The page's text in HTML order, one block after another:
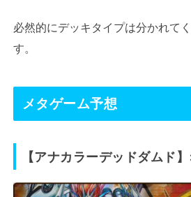
必然的にデッキタイプは分かれて
す。
メタゲーム予想
【アナカラーデッドダムド